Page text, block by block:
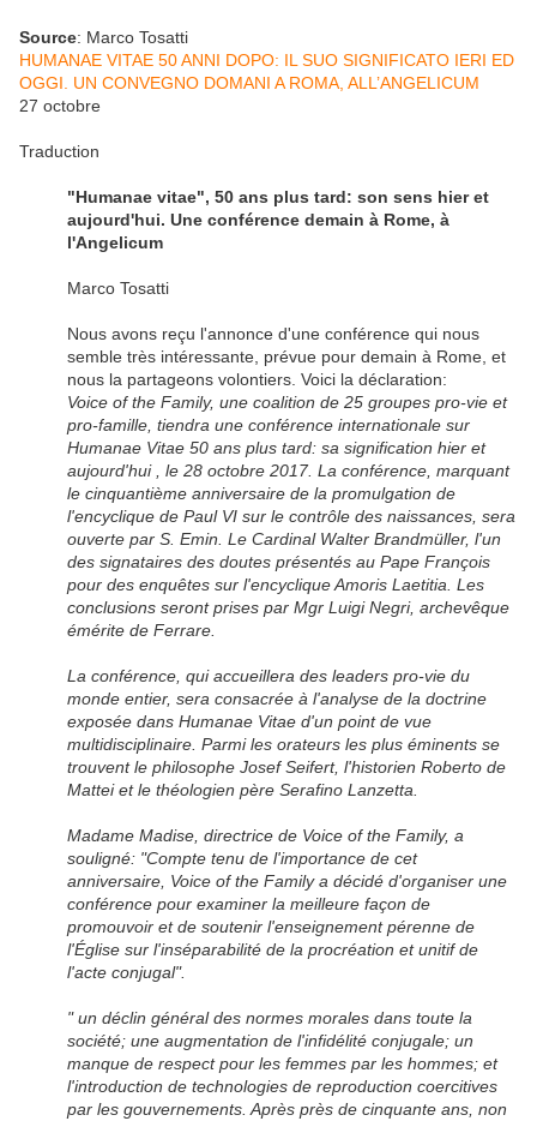
Source: Marco Tosatti
HUMANAE VITAE 50 ANNI DOPO: IL SUO SIGNIFICATO IERI ED
OGGI. UN CONVEGNO DOMANI A ROMA, ALL’ANGELICUM
27 octobre
Traduction
"Humanae vitae", 50 ans plus tard: son sens hier et
aujourd'hui. Une conférence demain à Rome, à
l'Angelicum
Marco Tosatti
Nous avons reçu l'annonce d'une conférence qui nous
semble très intéressante, prévue pour demain à Rome, et
nous la partageons volontiers. Voici la déclaration:
Voice of the Family, une coalition de 25 groupes pro-vie et
pro-famille, tiendra une conférence internationale sur
Humanae Vitae 50 ans plus tard: sa signification hier et
aujourd'hui , le 28 octobre 2017. La conférence, marquant
le cinquantième anniversaire de la promulgation de
l'encyclique de Paul VI sur le contrôle des naissances, sera
ouverte par S. Emin. Le Cardinal Walter Brandmüller, l'un
des signataires des doutes présentés au Pape François
pour des enquêtes sur l'encyclique Amoris Laetitia. Les
conclusions seront prises par Mgr Luigi Negri, archevêque
émérite de Ferrare.
La conférence, qui accueillera des leaders pro-vie du
monde entier, sera consacrée à l'analyse de la doctrine
exposée dans Humanae Vitae d'un point de vue
multidisciplinaire. Parmi les orateurs les plus éminents se
trouvent le philosophe Josef Seifert, l'historien Roberto de
Mattei et le théologien père Serafino Lanzetta.
Madame Madise, directrice de Voice of the Family, a
souligné: "Compte tenu de l'importance de cet
anniversaire, Voice of the Family a décidé d'organiser une
conférence pour examiner la meilleure façon de
promouvoir et de soutenir l'enseignement pérenne de
l'Église sur l'inséparabilité de la procréation et unitif de
l'acte conjugal".
" un déclin général des normes morales dans toute la
société; une augmentation de l'infidélité conjugale; un
manque de respect pour les femmes par les hommes; et
l'introduction de technologies de reproduction coercitives
par les gouvernements. Après près de cinquante ans, non